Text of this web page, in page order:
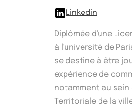
Linkedin
Diplômée d'une
à l'université de
se destine à être
expérience de
notamment au
Territoriale de la